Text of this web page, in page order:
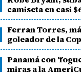
camiseta en casi
Ferran Torres,
goleador de la
Panamá con
miras a la